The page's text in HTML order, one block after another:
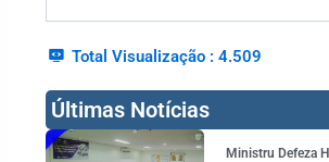
Total Visualização : 4.509
Últimas Notícias
Ministru Defeza
Page